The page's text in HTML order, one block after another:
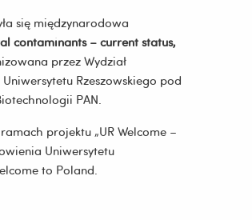
się międzynarodowa
contaminants – current status,
przez Wydział
Rzeszowskiego pod
PAN.
projektu „UR Welcome –
Uniwersytetu
to Poland.